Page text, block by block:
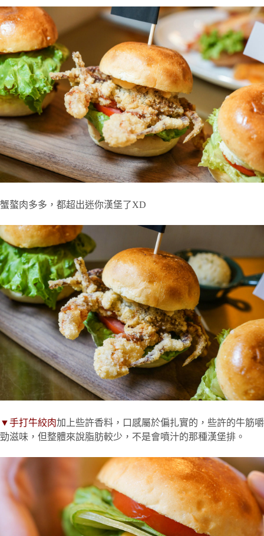
蟹螯肉多多，都超出迷你漢堡了XD
▼手打牛絞肉加上些許香料，口感屬於偏扎實的，些許的牛筋嚼
勁滋味，但整體來說脂肪較少，不是會噴汁的那種漢堡排。